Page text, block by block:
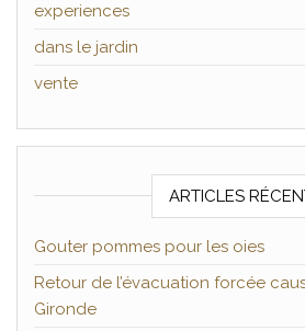
experiences
dans le jardin
vente
ARTICLES
Gouter pommes pour les oies
Retour de l’évacuation forcée
Gironde